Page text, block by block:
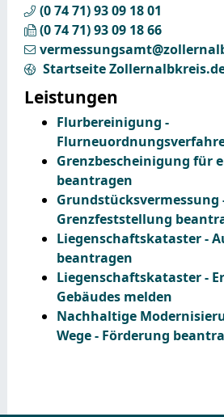
(07471) 9309 1801
(07471) 9309 1866
Startseite
Leistungen
Flurbereinigung -
Grenzbescheinigung für
beantragen
Grundstücksvermessung
Grenzfeststellung
Liegenschaftskataster -
beantragen
Liegenschaftskataster -
Gebäudes melden
Nachhaltige
Wege - Förderung